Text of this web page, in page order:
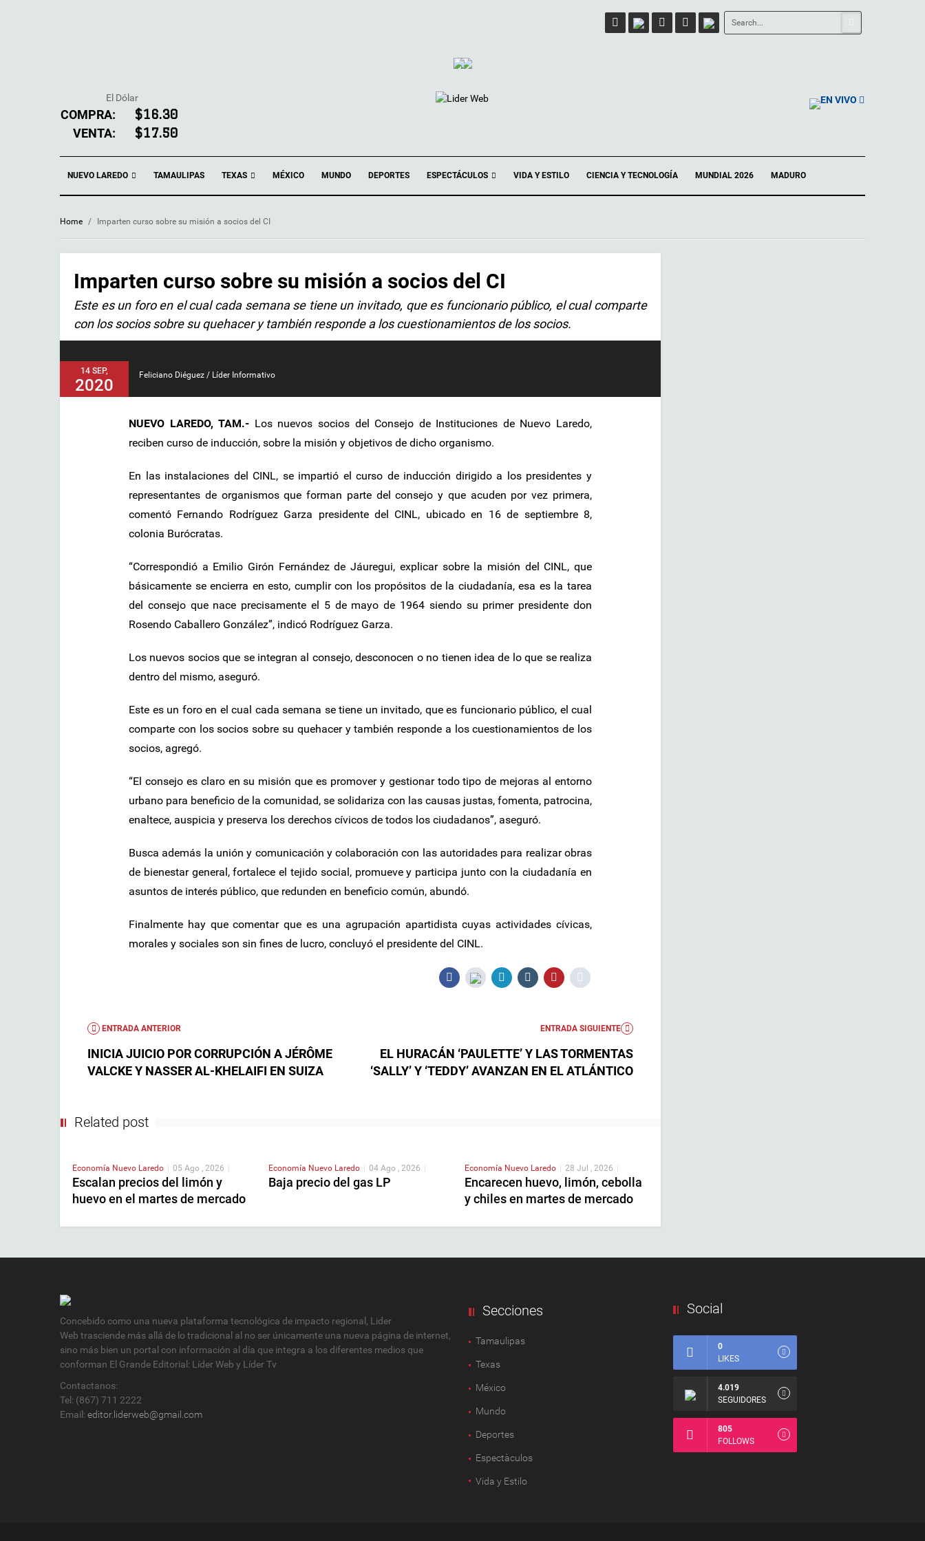
El Dólar
COMPRA: $16.30
VENTA: $17.50
EN VIVO
NUEVO LAREDO TAMAULIPAS TEXAS MÉXICO MUNDO DEPORTES ESPECTÁCULOS VIDA Y ESTILO CIENCIA Y TECNOLOGÍA MUNDIAL 2026 MADURO
Home / Imparten curso sobre su misión a socios del CI
Imparten curso sobre su misión a socios del CI
Este es un foro en el cual cada semana se tiene un invitado, que es funcionario público, el cual comparte
con los socios sobre su quehacer y también responde a los cuestionamientos de los socios.
14 SEP,
2020
Feliciano Diéguez / Líder Informativo
NUEVO LAREDO, TAM.- Los nuevos socios del Consejo de Instituciones de Nuevo Laredo,
reciben curso de inducción, sobre la misión y objetivos de dicho organismo.
En las instalaciones del CINL, se impartió el curso de inducción dirigido a los presidentes y
representantes de organismos que forman parte del consejo y que acuden por vez primera,
comentó Fernando Rodríguez Garza presidente del CINL, ubicado en 16 de septiembre 8,
colonia Burócratas.
“Correspondió a Emilio Girón Fernández de Jáuregui, explicar sobre la misión del CINL, que
básicamente se encierra en esto, cumplir con los propósitos de la ciudadanía, esa es la tarea
del consejo que nace precisamente el 5 de mayo de 1964 siendo su primer presidente don
Rosendo Caballero González”, indicó Rodríguez Garza.
Los nuevos socios que se integran al consejo, desconocen o no tienen idea de lo que se realiza
dentro del mismo, aseguró.
Este es un foro en el cual cada semana se tiene un invitado, que es funcionario público, el cual
comparte con los socios sobre su quehacer y también responde a los cuestionamientos de los
socios, agregó.
“El consejo es claro en su misión que es promover y gestionar todo tipo de mejoras al entorno
urbano para beneficio de la comunidad, se solidariza con las causas justas, fomenta, patrocina,
enaltece, auspicia y preserva los derechos cívicos de todos los ciudadanos”, aseguró.
Busca además la unión y comunicación y colaboración con las autoridades para realizar obras
de bienestar general, fortalece el tejido social, promueve y participa junto con la ciudadanía en
asuntos de interés público, que redunden en beneficio común, abundó.
Finalmente hay que comentar que es una agrupación apartidista cuyas actividades cívicas,
morales y sociales son sin fines de lucro, concluyó el presidente del CINL.
ENTRADA ANTERIOR
INICIA JUICIO POR CORRUPCIÓN A JÉRÔME
VALCKE Y NASSER AL-KHELAIFI EN SUIZA
ENTRADA SIGUIENTE
EL HURACÁN ‘PAULETTE’ Y LAS TORMENTAS
‘SALLY’ Y ‘TEDDY’ AVANZAN EN EL ATLÁNTICO
Related post
Economía Nuevo Laredo | 05 Ago , 2026 |
Escalan precios del limón y
huevo en el martes de mercado
Economía Nuevo Laredo | 04 Ago , 2026 |
Baja precio del gas LP
Economía Nuevo Laredo | 28 Jul , 2026 |
Encarecen huevo, limón, cebolla
y chiles en martes de mercado
Concebido como una nueva plataforma tecnológica de impacto regional, Lider
Web trasciende más allá de lo tradicional al no ser únicamente una nueva página de internet,
sino más bien un portal con información al día que integra a los diferentes medios que
conforman El Grande Editorial: Líder Web y Líder Tv
Contactanos:
Tel: (867) 711 2222
Email: editor.liderweb@gmail.com
Secciones
Tamaulipas
Texas
México
Mundo
Deportes
Espectàculos
Vida y Estilo
Social
0
LIKES
4.019
SEGUIDORES
805
FOLLOWS